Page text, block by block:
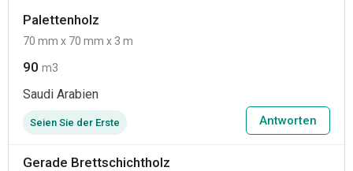
Palettenholz
70 mm x 70 mm x 3 m
90 m3
Saudi Arabien
Seien Sie der Erste Antworten
Gerade Brettschichtholz